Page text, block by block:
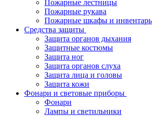
Пожарные лестницы
Пожарные рукава
Пожарные шкафы и инвентарь
Средства защиты
Защита органов дыхания
Защитные костюмы
Защита ног
Защита органов слуха
Защита лица и головы
Защита кожи
Фонари и световые приборы
Фонари
Лампы и светильники